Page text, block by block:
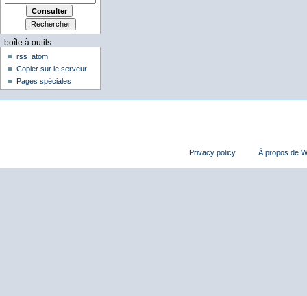
boîte à outils
rss
atom
Copier sur le serveur
Pages spéciales
Privacy policy À propos de